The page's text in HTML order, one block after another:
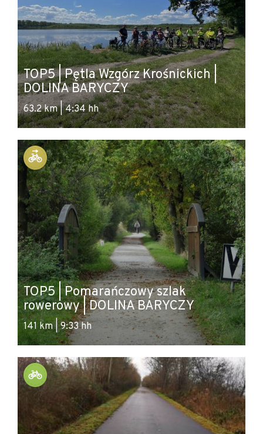
TOP5 | Pętla Wzgórz Krośnickich |
DOLINA BARYCZY
63.2 km | 4:34 hh
TOP5 | Pomarańczowy szlak
rowerowy | DOLINA BARYCZY
141 km | 9:33 hh